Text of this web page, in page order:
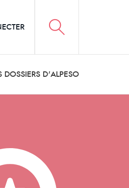
DOSSIERS D'ALPESO